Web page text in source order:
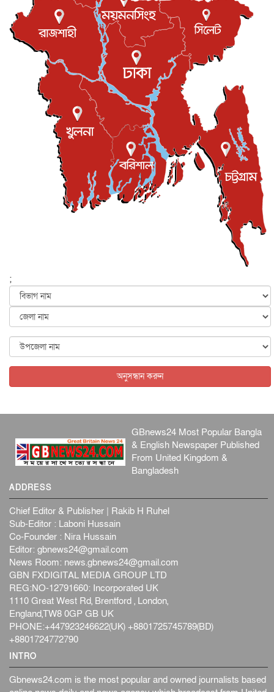
পদত্যাগ করেছেন কেপ ভার্দের কোচ, নতুন ঠিকানা মরক্কো
খেলাধুলা ৫ আগস্ট, ২০২৬
মাত্র ৬ দিনেই ১ বিলিয়ন ডলারের ক্লাবে ‘স্পাইডার-ম্যান : ব্র্য...
দেশের কারিগরি ও ক্রীড়া শিক্ষায় সহযোগিতার আগ্রহ অস্ট্রেলিয়ার
জাতীয় ৪ আগস্ট, ২০২৬
সব সরকারি দপ্তরের জন্য জরুরি নির্দেশনা
জাতীয় ৪ আগস্ট, ২০২৬
সম্পত্তি দান করলেও জীবদ্দশায় ভোগদখলের অধিকার থাকবে
৪ আগস্ট, ২০২৬
বাংলাদেশ-কোরিয়ার অর্থনৈতিক সম্পর্ক নতুন দিগন্ত উন্মোচন
করবে...
৪ আগস্ট, ২০২৬
৪ আগস্ট, ২০২৬
‘ট্রাম্প প্রশাসন না থাকলে তেল শিল্প ধ্বংস হয়ে যেত’, দাবি মা...
যৌন হয়রানির মামলায় কুস্তির সাবেক প্রধানকে খালাস দিয়েছেন
আন্তর্জাতিক ৪ আগস্ট, ২০২৬
;
অনুসন্ধান করুন
GBnews24 Most Popular Bangla
& English Newspaper Published
From United Kingdom &
Bangladesh
ADDRESS
Chief Editor & Publisher | Rakib H Ruhel
Sub-Editor : Laboni Hussain
Co-Founder : Nira Hussain
Editor: gbnews24@gmail.com
News Room: news.gbnews24@gmail.com
GBN FXDIGITAL MEDIA GROUP LTD
REG:NO-12791660: Incorporated UK
1110 Great West Rd, Brentford , London,
England,TW8 0GP GB UK
PHONE:+447923246622(UK) +8801725745789(BD)
+8801724772790
INTRO
Gbnews24.com is the most popular and owned journalists based